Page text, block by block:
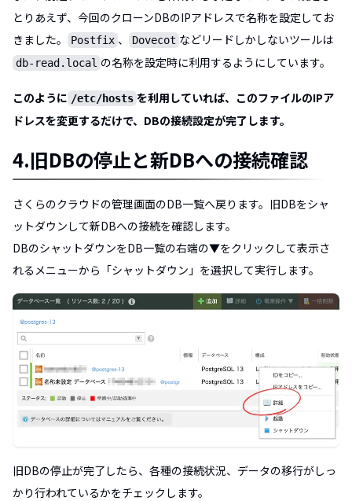
とりあえず、今回のクローンDBのIPアドレスで名称を設定してお
きました。
Postfix 、 Dovecot などリードしかしないツールは
db-read.local の名称を設定時に利用するようにしています。
このように /etc/hosts を利用していれば、このファイルのIPア
ドレスを変更するだけで、DBの接続設定が完了します。
4.旧DBの停止と新DBへの接続確認
さくらのクラウドの管理画面のDB一覧へ戻ります。旧DBをシャ
ットダウンして新DBへの接続を確認します。
DBのシャットダウンをDB一覧の右端の▼をクリックして表示さ
れるメニューから「シャットダウン」を選択して実行します。
旧DBの停止が完了したら、各種の接続状況、データの移行がしっ
かり行われているかをチェックします。